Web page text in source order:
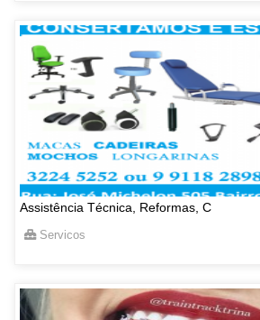
Assistência Técnica, Reformas, C
Servicos